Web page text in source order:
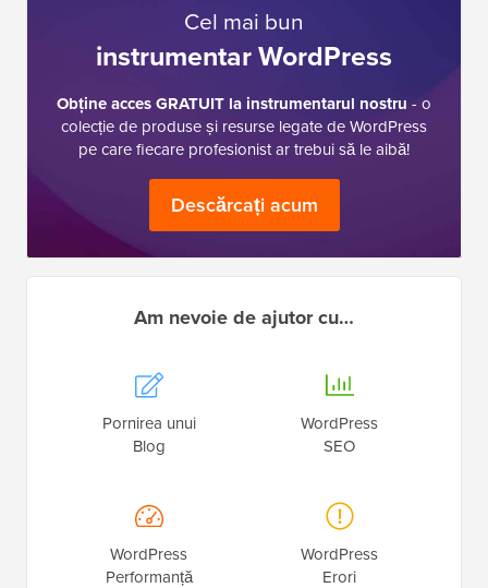
Cel mai bun
instrumentar WordPress
Obține acces GRATUIT la instrumentarul nostru - o
colecție de produse și resurse legate de WordPress
pe care fiecare profesionist ar trebui să le aibă!
Descărcați acum
Am nevoie de ajutor cu…
Pornirea unui
Blog
WordPress
SEO
WordPress
Performanță
WordPress
Erori